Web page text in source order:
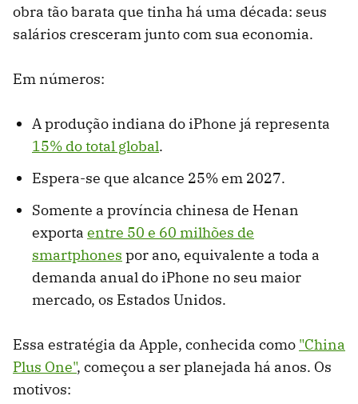
obra tão barata que tinha há uma década: seus
salários cresceram junto com sua economia.
Em números:
A produção indiana do iPhone já representa
15% do total global.
Espera-se que alcance 25% em 2027.
Somente a província chinesa de Henan
exporta entre 50 e 60 milhões de
smartphones por ano, equivalente a toda a
demanda anual do iPhone no seu maior
mercado, os Estados Unidos.
Essa estratégia da Apple, conhecida como "China
Plus One", começou a ser planejada há anos. Os
motivos: